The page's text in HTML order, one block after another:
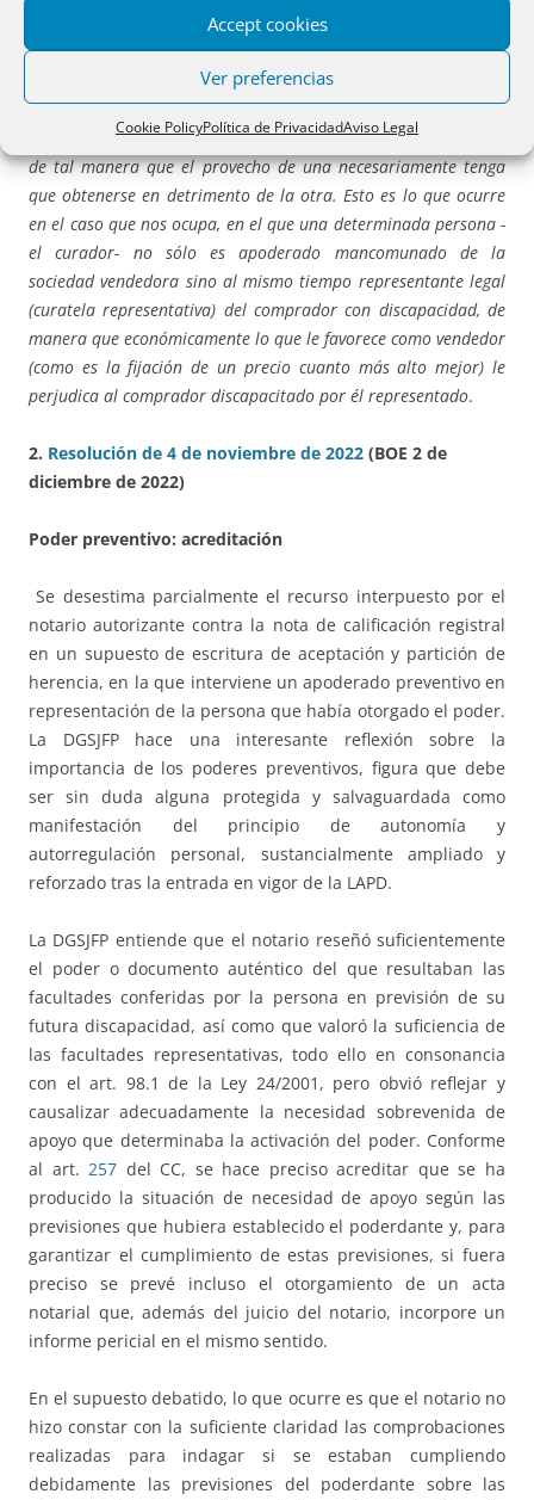
Accept cookies
Ver preferencias
Cookie PolicyPolítica de PrivacidadAviso Legal
Por el contrario, lo que no salva es la apreciación de la
existencia de conflicto de intereses, que es una situación
subjetiva, que existe siempre que en una determinada situación
una misma persona tenga posiciones jurídicas contrapuestas,
de tal manera que el provecho de una necesariamente tenga
que obtenerse en detrimento de la otra. Esto es lo que ocurre
en el caso que nos ocupa, en el que una determinada persona -
el curador- no sólo es apoderado mancomunado de la
sociedad vendedora sino al mismo tiempo representante legal
(curatela representativa) del comprador con discapacidad, de
manera que económicamente lo que le favorece como vendedor
(como es la fijación de un precio cuanto más alto mejor) le
perjudica al comprador discapacitado por él representado.
2. Resolución de 4 de noviembre de 2022 (BOE 2 de
diciembre de 2022)
Poder preventivo: acreditación
Se desestima parcialmente el recurso interpuesto por el
notario autorizante contra la nota de calificación registral
en un supuesto de escritura de aceptación y partición de
herencia, en la que interviene un apoderado preventivo en
representación de la persona que había otorgado el poder.
La DGSJFP hace una interesante reflexión sobre la
importancia de los poderes preventivos, figura que debe
ser sin duda alguna protegida y salvaguardada como
manifestación del principio de autonomía y
autorregulación personal, sustancialmente ampliado y
reforzado tras la entrada en vigor de la LAPD.
La DGSJFP entiende que el notario reseñó suficientemente
el poder o documento auténtico del que resultaban las
facultades conferidas por la persona en previsión de su
futura discapacidad, así como que valoró la suficiencia de
las facultades representativas, todo ello en consonancia
con el art. 98.1 de la Ley 24/2001, pero obvió reflejar y
causalizar adecuadamente la necesidad sobrevenida de
apoyo que determinaba la activación del poder. Conforme
al art.257 del CC, se hace preciso acreditar que se ha
producido la situación de necesidad de apoyo según las
previsiones que hubiera establecido el poderdante y, para
garantizar el cumplimiento de estas previsiones, si fuera
preciso se prevé incluso el otorgamiento de un acta
notarial que, además del juicio del notario, incorpore un
informe pericial en el mismo sentido.
En el supuesto debatido, lo que ocurre es que el notario no
hizo constar con la suficiente claridad las comprobaciones
realizadas para indagar si se estaban cumpliendo
debidamente las previsiones del poderdante sobre las